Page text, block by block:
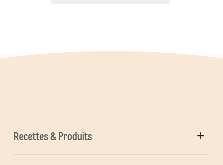
Recettes & Produits